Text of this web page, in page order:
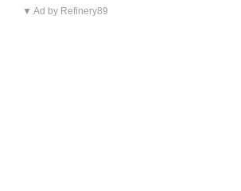
▼ Ad by Refinery89